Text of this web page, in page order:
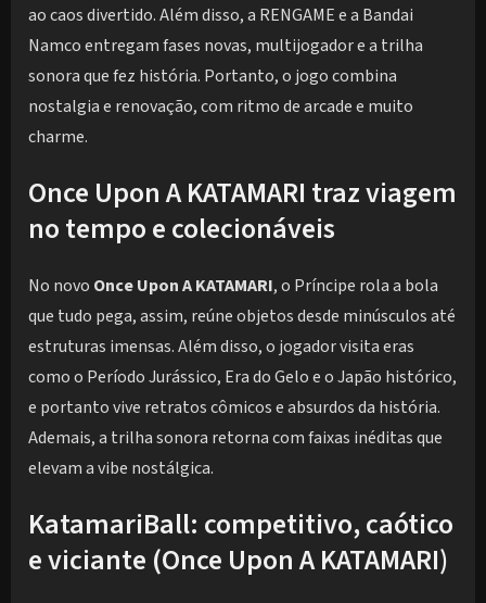
ao caos divertido. Além disso, a RENGAME e a Bandai
Namco entregam fases novas, multijogador e a trilha
sonora que fez história. Portanto, o jogo combina
nostalgia e renovação, com ritmo de arcade e muito
charme.
Once Upon A KATAMARI traz viagem
no tempo e colecionáveis
No novo Once Upon A KATAMARI, o Príncipe rola a bola
que tudo pega, assim, reúne objetos desde minúsculos até
estruturas imensas. Além disso, o jogador visita eras
como o Período Jurássico, Era do Gelo e o Japão histórico,
e portanto vive retratos cômicos e absurdos da história.
Ademais, a trilha sonora retorna com faixas inéditas que
elevam a vibe nostálgica.
KatamariBall: competitivo, caótico
e viciante (Once Upon A KATAMARI)